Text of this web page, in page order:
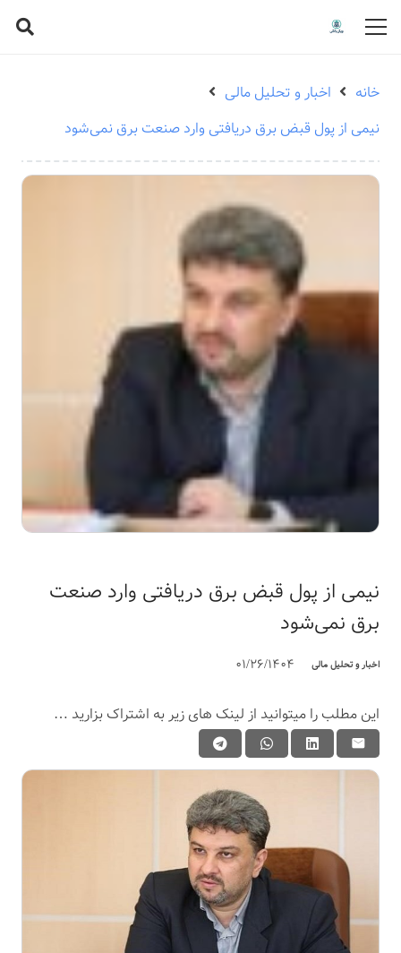
خانه
اخبار و تحلیل مالی
نیمی از پول قبض برق دریافتی وارد صنعت برق نمی‌شود
نیمی از پول قبض برق دریافتی وارد صنعت
برق نمی‌شود
اخبار و تحلیل مالی 01/26/1404
این مطلب را میتوانید از لینک های زیر به اشتراک بزارید …